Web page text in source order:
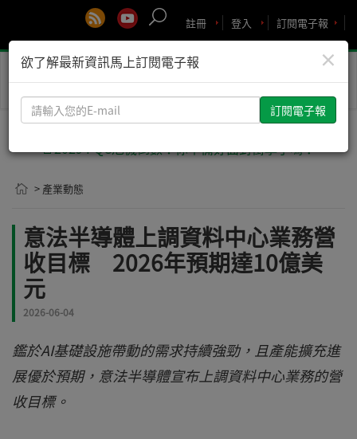
訂閱電子報
登入
註冊
Toggle
🚨2029 PQC危機倒數！你準備好面對衝擊了嗎？
> 產業動態
意法半導體上調資料中心業務營
收目標 2026年預期達10億美
元
2026-06-04
鑑於AI基礎設施帶動的需求持續強勁，且產能擴充進
展優於預期，意法半導體宣布上調資料中心業務的營
收目標。
×
欲了解最新資訊馬上訂閱電子報
請
輸
您
的
E-